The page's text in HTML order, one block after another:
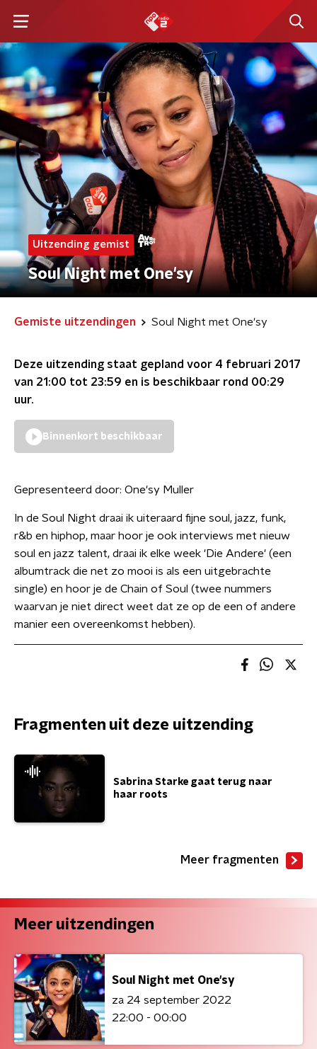
Uitzending gemist
Soul Night met One'sy
Gemiste uitzendingen Soul Night met One'sy
Deze uitzending staat gepland voor 4 februari 2017
van 21:00 tot 23:59 en is beschikbaar rond 00:29
uur.
Binnenkort beschikbaar
Gepresenteerd door: One'sy Muller
In de Soul Night draai ik uiteraard fijne soul, jazz, funk,
r&b en hiphop, maar hoor je ook interviews met nieuw
soul en jazz talent, draai ik elke week 'Die Andere' (een
albumtrack die net zo mooi is als een uitgebrachte
single) en hoor je de Chain of Soul (twee nummers
waarvan je niet direct weet dat ze op de een of andere
manier een overeenkomst hebben).
Fragmenten uit deze uitzending
Sabrina Starke gaat terug naar
haar roots
Meer fragmenten
Meer uitzendingen
Soul Night met One'sy
za 24 september 2022
22:00 - 00:00